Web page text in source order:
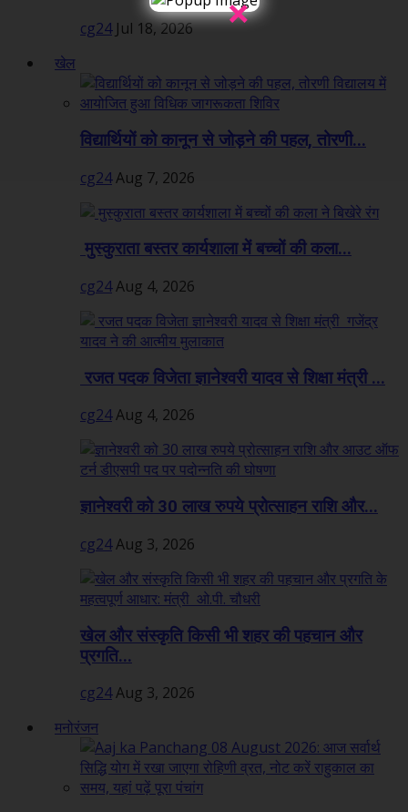
cg24 Jul 18, 2026
खेल
विद्यार्थियों को कानून से जोड़ने की पहल, तोरणी...
cg24Aug 7, 2026
मुस्कुराता बस्तर कार्यशाला में बच्चों की कला...
cg24Aug 4, 2026
रजत पदक विजेता ज्ञानेश्वरी यादव से शिक्षा मंत्री ...
cg24Aug 4, 2026
ज्ञानेश्वरी को 30 लाख रुपये प्रोत्साहन राशि और...
cg24Aug 3, 2026
खेल और संस्कृति किसी भी शहर की पहचान और
प्रगति...
cg24Aug 3, 2026
मनोरंजन
×